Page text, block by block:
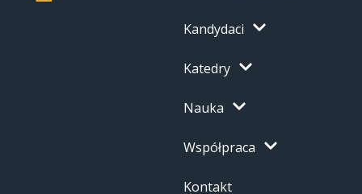
Kandydaci
Katedry
Nauka
Współpraca
Kontakt